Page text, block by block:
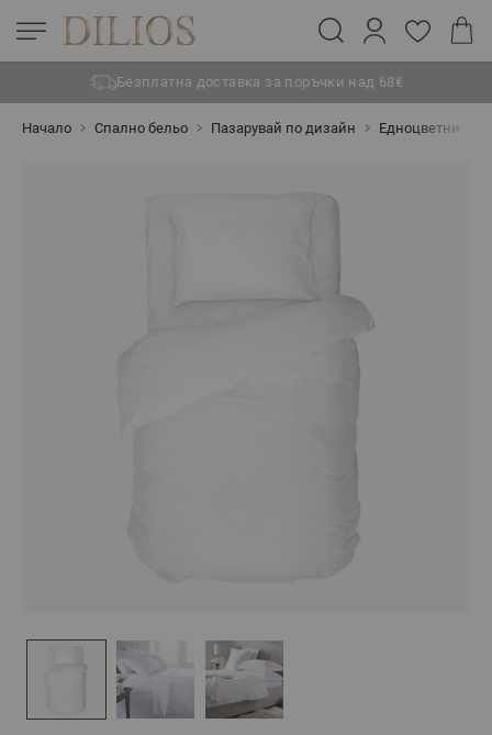
Безплатна доставка за поръчки над 68€
Начало Спално бельо Пазарувай по дизайн Едноцветни